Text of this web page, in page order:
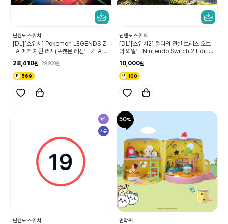
닌텐도 스위치
[DL][스위치] Pokemon LEGENDS Z
-A 메가 차원 러시(포켓몬 레전드 Z-A 메
28,410 29,900
569
닌텐도 스위치
[DL][스위치2] 젤다의 전설 브레스 오브
더 와일드 Nintendo Switch 2 Editio
10,000
100
예약
신규
닌텐도 스위치
50
먼작귀